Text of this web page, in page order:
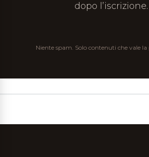
dopo l’iscrizione.
Niente spam. Solo contenuti che vale la